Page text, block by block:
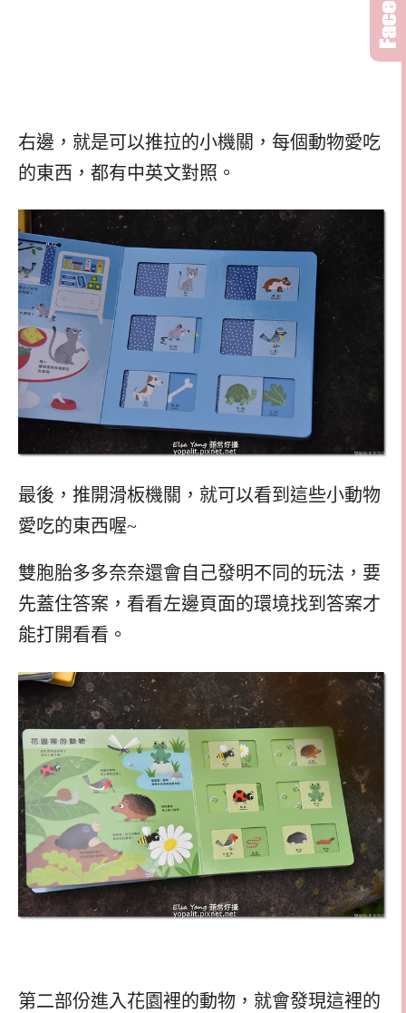
右邊，就是可以推拉的小機關，每個動物愛吃
的東西，都有中英文對照。
最後，推開滑板機關，就可以看到這些小動物
愛吃的東西喔~
雙胞胎多多奈奈還會自己發明不同的玩法，要
先蓋住答案，看看左邊頁面的環境找到答案才
能打開看看。
第二部份進入花園裡的動物，就會發現這裡的